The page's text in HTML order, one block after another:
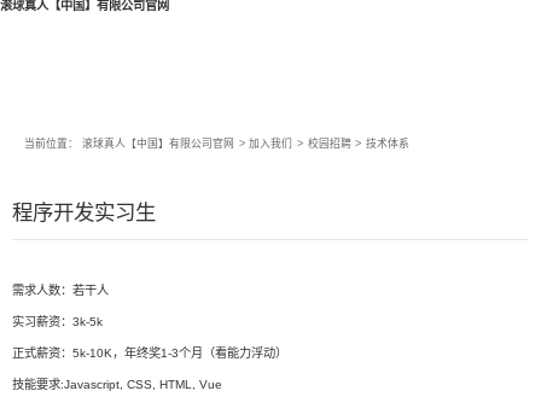
滚球真人【中国】有限公司官网
当前位置： 滚球真人【中国】有限公司官网 > 加入我们 > 校园招聘 > 技术体系
程序开发实习生
需求人数：若干人
实习薪资：3k-5k
正式薪资：5k-10K，年终奖1-3个月（看能力浮动）
技能要求:Javascript, CSS, HTML, Vue